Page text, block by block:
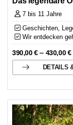
7 bis 11 Jahre
Geschichten,
Wir entdecken
390,00€– 430,00€
DETAILS